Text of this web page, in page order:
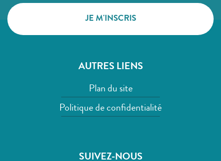
AUTRES LIENS
Plan du site
Politique de confidentialité
SUIVEZ-NOUS